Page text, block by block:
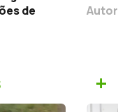
de
+